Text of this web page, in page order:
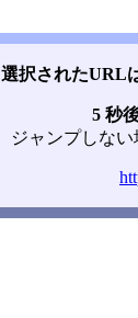
選択されたURL
5 秒
ジャンプしな